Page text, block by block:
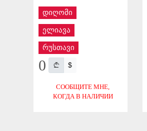
დიღომი
ელიავა
რუსთავი
0 $
СООБЩИТЕ МНЕ,
КОГДА В НАЛИЧИИ